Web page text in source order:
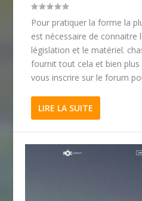
Pour pratiquer la forme la
est nécessaire de connaitre
législation et le matériel.
fournit tout cela et bien
vous inscrire sur le forum
LIRE LA SUITE